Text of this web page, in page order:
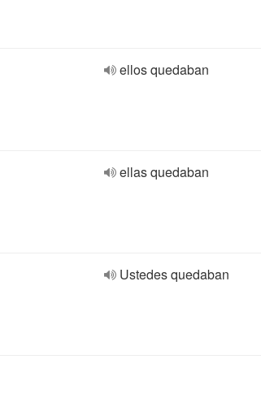
ellos quedaban
ellas quedaban
Ustedes quedaban